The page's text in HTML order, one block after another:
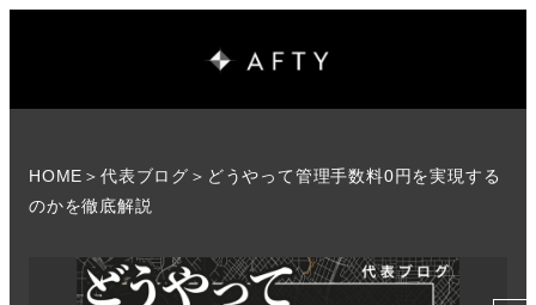
HOME ＞代表ブログ ＞どうやって管理手数料0円を実現する
のかを徹底解説